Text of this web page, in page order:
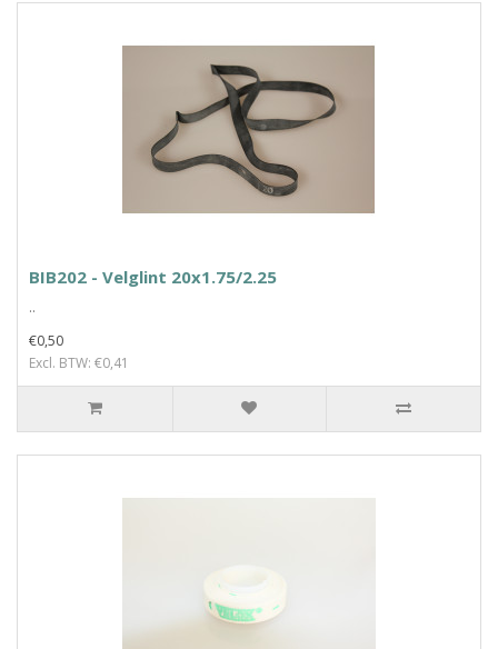
BIB202 - Velglint 20x1.75/2.25
..
€0,50
Excl. BTW: €0,41